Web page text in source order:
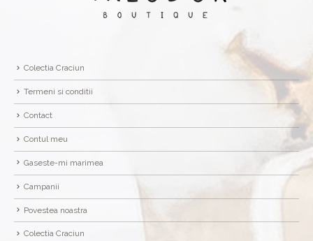
Colectia Craciun
Termeni si conditii
Contact
Contul meu
Gaseste-mi marimea
Campanii
Povestea noastra
Colectia Craciun